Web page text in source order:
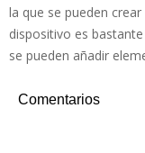
la que se pueden
dispositivo es
se pueden añadir
Comentarios